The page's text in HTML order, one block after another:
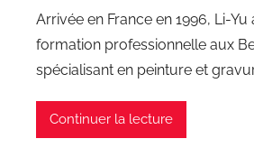
Arrivée en France en 1996, Li-Yu
formation professionnelle aux
spécialisant en peinture et
Continuer la lecture